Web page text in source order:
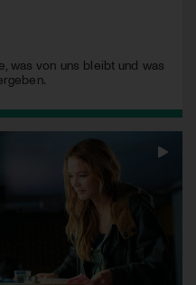
was von uns bleibt und was